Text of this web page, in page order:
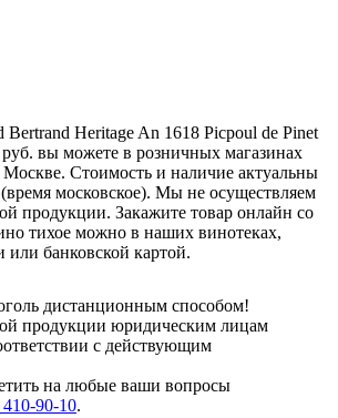
Heritage An 1618 Picpoul de Pinet
вы можете в розничных магазинах
Стоимость и наличие актуальны
московское). Мы не осуществляем
продукции. Закажите товар онлайн со
тихое можно в наших винотеках,
банковской картой.
дистанционным способом!
продукции юридическим лицам
с действующим
на любые ваши вопросы
90-10.